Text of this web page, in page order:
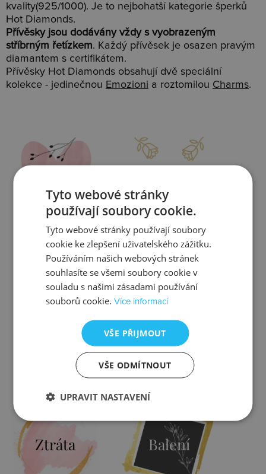
kvality(925/1000). Je to nejbohatší kategorie šperků
Hot Diamonds.
Přívěsky jsou dodávány vždy s vyobrazeným
stříbrným řetízkem. Každý přívěsek je osazen pravým
diamantem s certifikátem.
Přívěsky Hot Diamonds obsahují dvě speciální
kolekce - jedinečnou Emozioni a roztomilou Charms.
Slevy
Zjistit více
Doprava
Zjistit více
Kontrola
Zjistit více
Výměna
Zjistit více
Ztráta Balení
Tyto webové stránky
používají soubory cookie.
Tyto webové stránky používají soubory
cookie ke zlepšení uživatelského zážitku.
Používáním našich webových stránek
souhlasíte se všemi soubory cookie v
souladu s našimi zásadami používání
souborů cookie.Více informací
VŠE PŘIJMOUT
VŠE ODMÍTNOUT
UPRAVIT NASTAVENÍ